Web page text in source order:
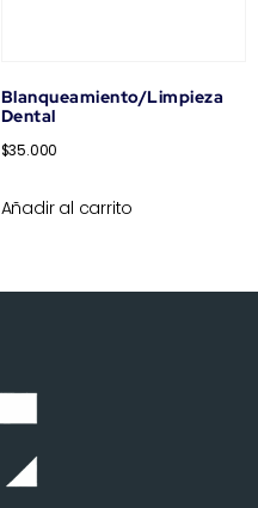
Blanqueamiento/Limpieza
Dental
$35.000
Añadir al carrito